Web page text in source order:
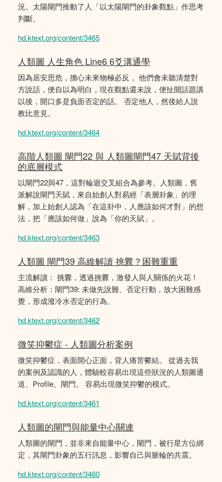
況。太陽閘門推動了人「以太陽閘門的卦象觀點」作思考
判斷。
hd.ktext.org/content/3465
人類圖 人生角色 Line6 6爻溝通學
因為居安思危，擔心未來物極必反， 他們會未聽清楚對
方說話，便自以為明白，現在觀點還未說，便扯開話題講
以後，開口多是負面否定的話。 否定他人，然後給人說
教比意見。
hd.ktext.org/content/3464
高階人類圖 閘門22 與 人類圖閘門47 天賦背後
的底層模式
以閘門22與47，這對輪迴交叉組合為參考。人類圖，舊
派解說閘門天賦，來自始創人對易經「表層卦象」的理
解，加上始創人認為「在這卦中，人應該如何才對」的想
法，把「應該如何做」說為「你的天賦」。
hd.ktext.org/content/3463
人類圖 閘門39 高維解讀 挑釁？困難重重
主流解讀： 挑釁，透過挑釁，激發人與人關係的火花！
高維分析：閘門39: 未做先說難、否定行動，放大困難感
覺，形成潑冷水否定的行為。
hd.ktext.org/content/3462
微笑抑鬱症 - 人類圖分析案例
微笑抑鬱症，表面開心正面，背人痛苦鬰結。 從過去我
的案例及認識的人，體驗較容易出現這些狀況的人類圖通
道、Profile、閘門。 容易出現微笑抑鬱的模式。
hd.ktext.org/content/3461
人類圖的閘門與能量中心關連
人類圖的閘門，並非來自能量中心，閘門，被行星方位綁
定，其閘門卦象的五行訊息，影響自己與脈輪的共震。
hd.ktext.org/content/3460